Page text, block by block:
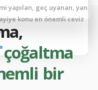
daha iri ve fazla meyve
anaçtır.
yapılan, geç uyanan, yan
konu en önemli ceviz
bir